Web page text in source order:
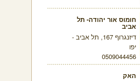
חומוס אור יהודה- תל
אביב
דיזנגרוף 167, תל אביב -
יפו
0509044456
האק